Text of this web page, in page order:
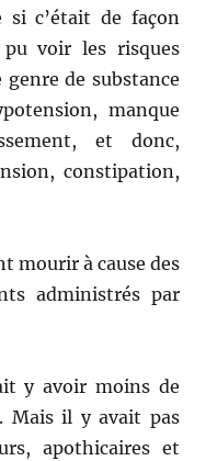
si c’était de façon
voir les risques
de substance
manque
et donc,
constipation,
mourir à cause des
administrés par
y avoir moins de
Mais il y avait pas
apothicaires et